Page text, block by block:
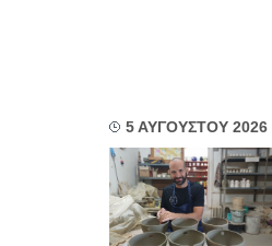
5 ΑΥΓΟΥΣΤΟΥ 2026